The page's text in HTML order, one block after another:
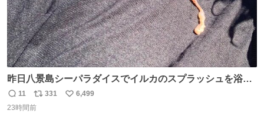
昨日八景島シーパラダイスでイルカのスプラッシュを浴び
たらゲソのおまけがついてきました。誰の食べカスかわか
らないけど、とても愛おしいです。こんなおまけまで付け
返
信
11
リ
ポ
331
い
6,499
23時間前